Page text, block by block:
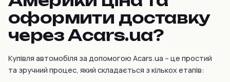
оформити доставку
через Acars.ua?
Купівля автомобіля за допомогою Acars.ua – це простий
та зручний процес, який складається з кількох етапів: